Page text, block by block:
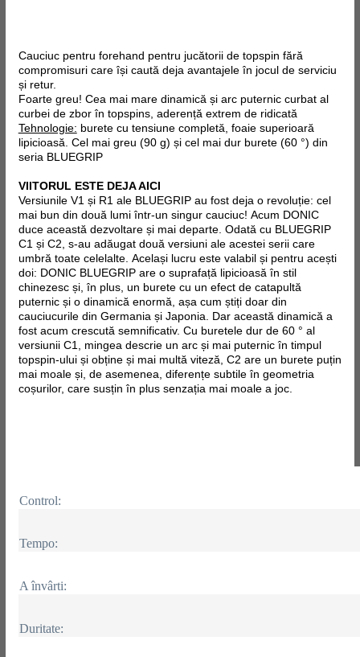
Cauciuc pentru forehand pentru jucătorii de topspin fără
compromisuri care își caută deja avantajele în jocul de serviciu
și retur.
Foarte greu! Cea mai mare dinamică și arc puternic curbat al
curbei de zbor în topspins, aderență extrem de ridicată
Tehnologie: burete cu tensiune completă, foaie superioară
lipicioasă. Cel mai greu (90 g) și cel mai dur burete (60 °) din
seria BLUEGRIP
VIITORUL ESTE DEJA AICI
Versiunile V1 și R1 ale BLUEGRIP au fost deja o revoluție: cel
mai bun din două lumi într-un singur cauciuc! Acum DONIC
duce această dezvoltare și mai departe. Odată cu BLUEGRIP
C1 și C2, s-au adăugat două versiuni ale acestei serii care
umbră toate celelalte. Același lucru este valabil și pentru acești
doi: DONIC BLUEGRIP are o suprafață lipicioasă în stil
chinezesc și, în plus, un burete cu un efect de catapultă
puternic și o dinamică enormă, așa cum știți doar din
cauciucurile din Germania și Japonia. Dar această dinamică a
fost acum crescută semnificativ. Cu buretele dur de 60 ° al
versiunii C1, mingea descrie un arc și mai puternic în timpul
topspin-ului și obține și mai multă viteză, C2 are un burete puțin
mai moale și, de asemenea, diferențe subtile în geometria
coșurilor, care susțin în plus senzația mai moale a joc.
Control:
Tempo:
A învârti:
Duritate: